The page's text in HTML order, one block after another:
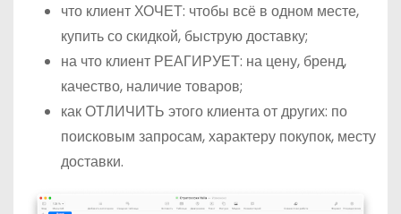
что клиент ХОЧЕТ: чтобы всё в одном месте,
купить со скидкой, быструю доставку;
на что клиент РЕАГИРУЕТ: на цену, бренд,
качество, наличие товаров;
как ОТЛИЧИТЬ этого клиента от других: по
поисковым запросам, характеру покупок, месту
доставки.